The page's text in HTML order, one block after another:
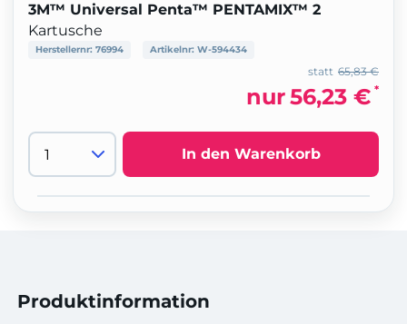
3M™ Universal Penta™ PENTAMIX™ 2
Kartusche
Herstellernr: 76994 Artikelnr: W-594434
65,83 €
statt
nur56,23 € *
In den Warenkorb
Produktinformation